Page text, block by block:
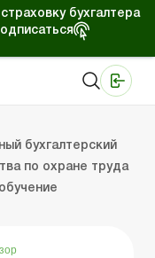
бухгалтера
бухгалтерский
по охране труда